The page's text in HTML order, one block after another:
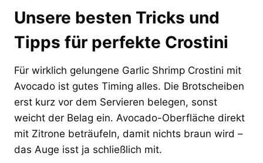
Unsere besten Tricks und
Tipps für perfekte Crostini
Für wirklich gelungene Garlic Shrimp Crostini mit
Avocado ist gutes Timing alles. Die Brotscheiben
erst kurz vor dem Servieren belegen, sonst
weicht der Belag ein. Avocado-Oberfläche direkt
mit Zitrone beträufeln, damit nichts braun wird –
das Auge isst ja schließlich mit.